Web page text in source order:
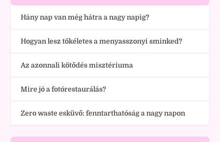
Hány nap van még hátra a nagy napig?
Hogyan lesz tökéletes a menyasszonyi sminked?
Az azonnali kötődés misztériuma
Mire jó a fotórestaurálás?
Zero waste esküvő: fenntarthatóság a nagy napon